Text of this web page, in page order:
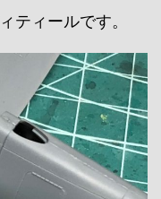
ティールです。